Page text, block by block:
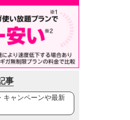
事
キャンペーンや最新